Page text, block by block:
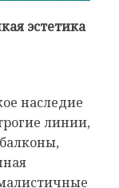
эстетика
наследие
линии,